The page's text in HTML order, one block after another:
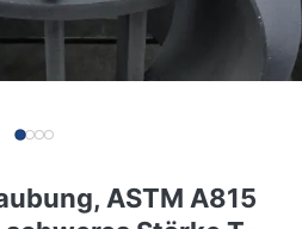
ASTM A815